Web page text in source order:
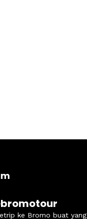
ke Bromo buat yang